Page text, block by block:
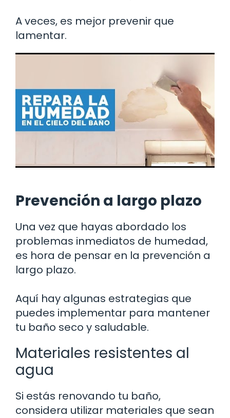
A veces, es mejor prevenir que
lamentar.
Prevención a largo plazo
Una vez que hayas abordado los
problemas inmediatos de humedad,
es hora de pensar en la prevención a
largo plazo.
Aquí hay algunas estrategias que
puedes implementar para mantener
tu baño seco y saludable.
Materiales resistentes al
agua
Si estás renovando tu baño,
considera utilizar materiales que sean